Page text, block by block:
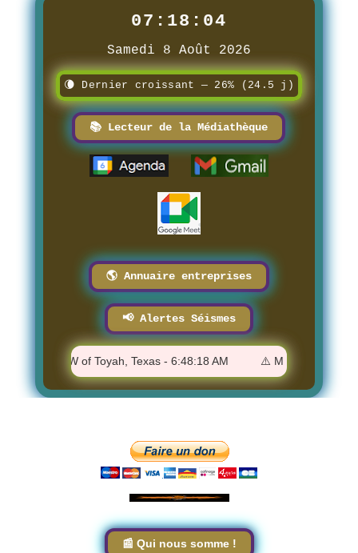
07:18:06
Samedi 8 Août 2026
🌘 Dernier croissant — 26% (24.5 j)
📚 Lecteur de la Médiathèque
🌎 Annuaire entreprises
📢 Alertes Séismes
km W of Toyah, Texas - 6:48:18 AM ⚠️ M 0.86 - 4 km W of
📰 Qui nous somme !